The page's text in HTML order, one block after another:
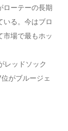
ローテーの長期
いる。今はブロ
市場で最もホッ
レッドソック
がブルージェ